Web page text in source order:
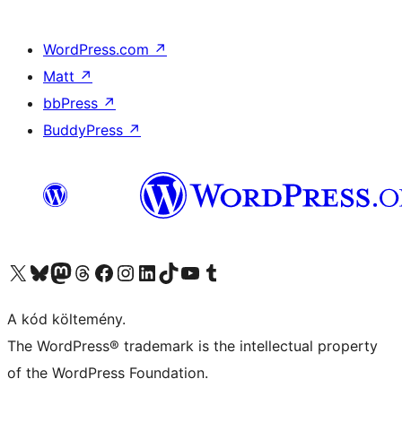
WordPress.com ↗
Matt ↗
bbPress ↗
BuddyPress ↗
Visit our X (formerly Twitter) account
Visit our Bluesky account
Twitter csatornánk
Visit our Threads account
Facebook oldalunk megtekintése
Visit our Instagram account
Visit our LinkedIn account
Visit our TikTok account
Visit our YouTube channel
Visit our Tumblr account
A kód költemény.
The WordPress® trademark is the intellectual property
of the WordPress Foundation.